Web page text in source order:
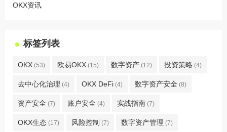
OKX资讯
标签列表
OKX (53) 欧易OKX (15) 数字资产 (12) 投资策略 (4)
去中心化治理 (4) OKX DeFi (4) 数字资产安全 (8)
资产安全 (7) 账户安全 (4) 实战指南 (7)
OKX生态 (17) 风险控制 (7) 数字资产管理 (7)